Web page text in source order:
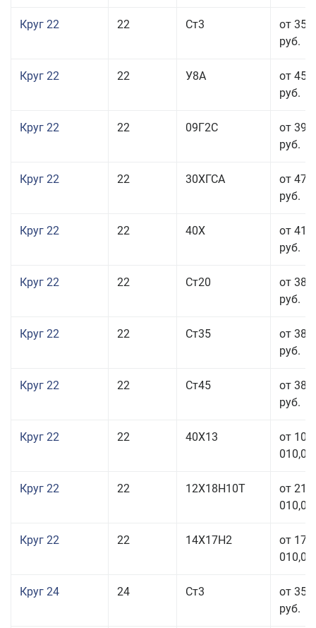
Круг 22 22 Ст3
от 35
руб.
Круг 22 22 У8А
от 45
руб.
Круг 22 22 09Г2С
от 39
руб.
Круг 22 22 30ХГСА
от 47
руб.
Круг 22 22 40Х
от 41
руб.
Круг 22 22 Ст20
от 38
руб.
Круг 22 22 Ст35
от 38
руб.
Круг 22 22 Ст45
от 38
руб.
Круг 22 22 40Х13
от 103
010,00
Круг 22 22 12Х18Н10Т
от 210
010,00
Круг 22 22 14Х17Н2
от 175
010,00
Круг 24 24 Ст3
от 35
руб.